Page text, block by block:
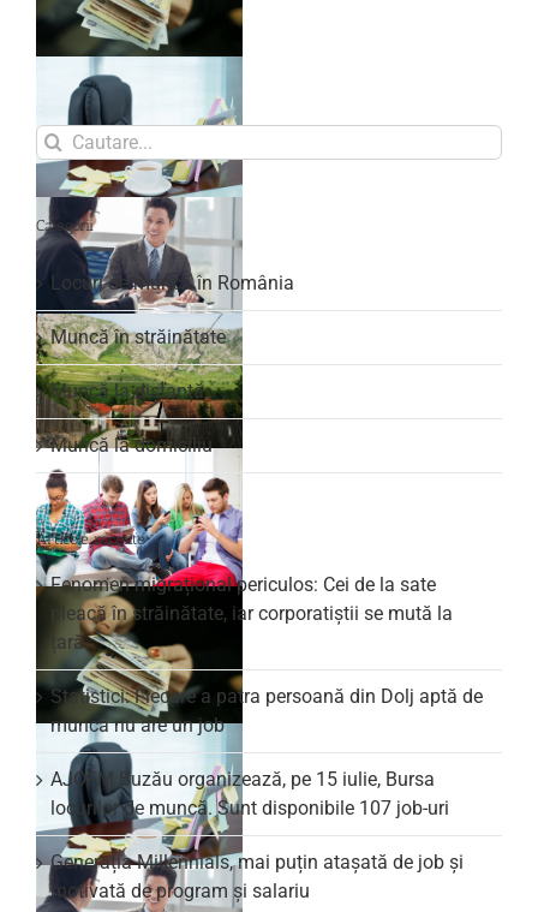
Search
for:
Categorii
Locuri de muncă în România
Muncă în străinătate
Muncă la distanță
Muncă la domiciliu
Articole recente
Fenomen migrațional periculos: Cei de la sate
pleacă în străinătate, iar corporatiștii se mută la
țară
Statistici: Fiecare a patra persoană din Dolj aptă de
muncă nu are un job
AJOFM Buzău organizează, pe 15 iulie, Bursa
locurilor de muncă. Sunt disponibile 107 job-uri
Generația Millennials, mai puțin atașată de job și
motivată de program și salariu